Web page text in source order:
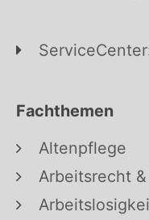
Fachthemen
Altenpflege
Arbeitsrecht